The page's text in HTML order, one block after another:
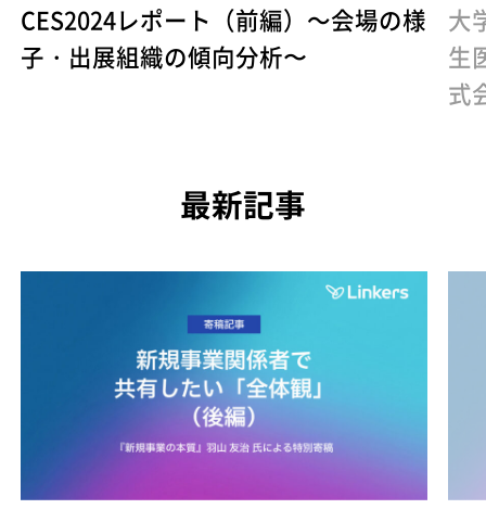
CES2024レポート（前編）～会場の様
子・出展組織の傾向分析〜
大
生
式
最新記事